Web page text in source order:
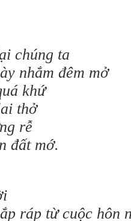
chúng ta
nhắm đêm mở
khứ
thở
rễ
đất mớ.
ráp từ cuộc hôn